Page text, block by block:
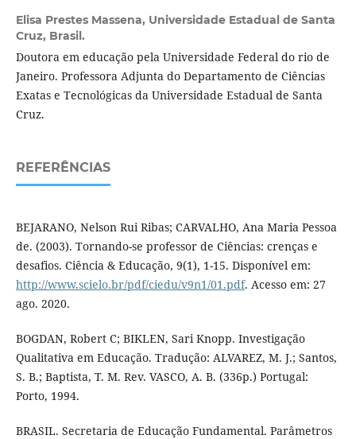
Elisa Prestes Massena, Universidade Estadual de Santa
Cruz, Brasil.
Doutora em educação pela Universidade Federal do rio de
Janeiro. Professora Adjunta do Departamento de Ciências
Exatas e Tecnológicas da Universidade Estadual de Santa
Cruz.
REFERÊNCIAS
BEJARANO, Nelson Rui Ribas; CARVALHO, Ana Maria Pessoa
de. (2003). Tornando-se professor de Ciências: crenças e
desafios. Ciência & Educação, 9(1), 1-15. Disponível em:
http://www.scielo.br/pdf/ciedu/v9n1/01.pdf. Acesso em: 27
ago. 2020.
BOGDAN, Robert C; BIKLEN, Sari Knopp. Investigação
Qualitativa em Educação. Tradução: ALVAREZ, M. J.; Santos,
S. B.; Baptista, T. M. Rev. VASCO, A. B. (336p.) Portugal:
Porto, 1994.
BRASIL. Secretaria de Educação Fundamental. Parâmetros